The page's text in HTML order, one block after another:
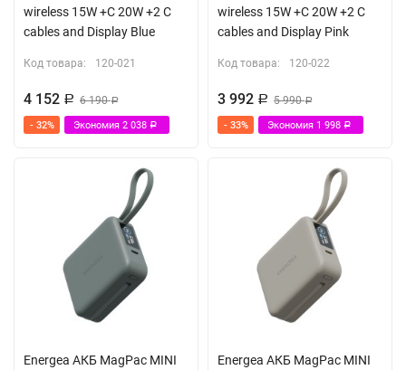
wireless 15W +С 20W +2 C
cables and Display Blue
Код товара: 120-021
4 152 Р 6 190Р
- 32% Экономия 2 038 Р
wireless 15W +С 20W +2 C
cables and Display Pink
Код товара: 120-022
3 992 Р 5 990Р
- 33% Экономия 1 998 Р
Energea АКБ MagPac MINI
Energea АКБ MagPac MINI